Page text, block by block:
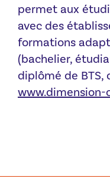
permet aux
avec des
formations
(bachelier,
diplômé de BTS,
www.dimension-